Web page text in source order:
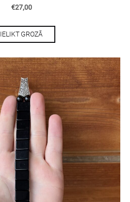
€27,00
IELIKT GROZĀ